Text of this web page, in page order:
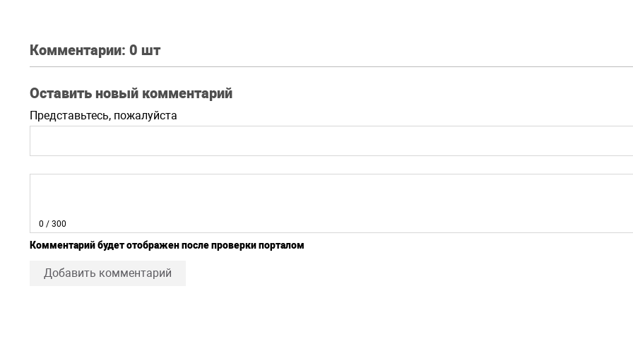
Комментарии: 0 шт
Оставить новый комментарий
Представьтесь, пожалуйста
0 / 300
Комментарий будет отображен после проверки порталом
Добавить комментарий